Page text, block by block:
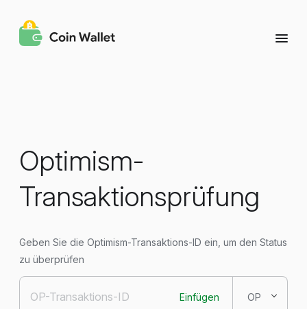
Optimism-
Transaktionsprüfung
Geben Sie die Optimism-Transaktions-ID ein, um den Status
zu überprüfen
Einfügen OP